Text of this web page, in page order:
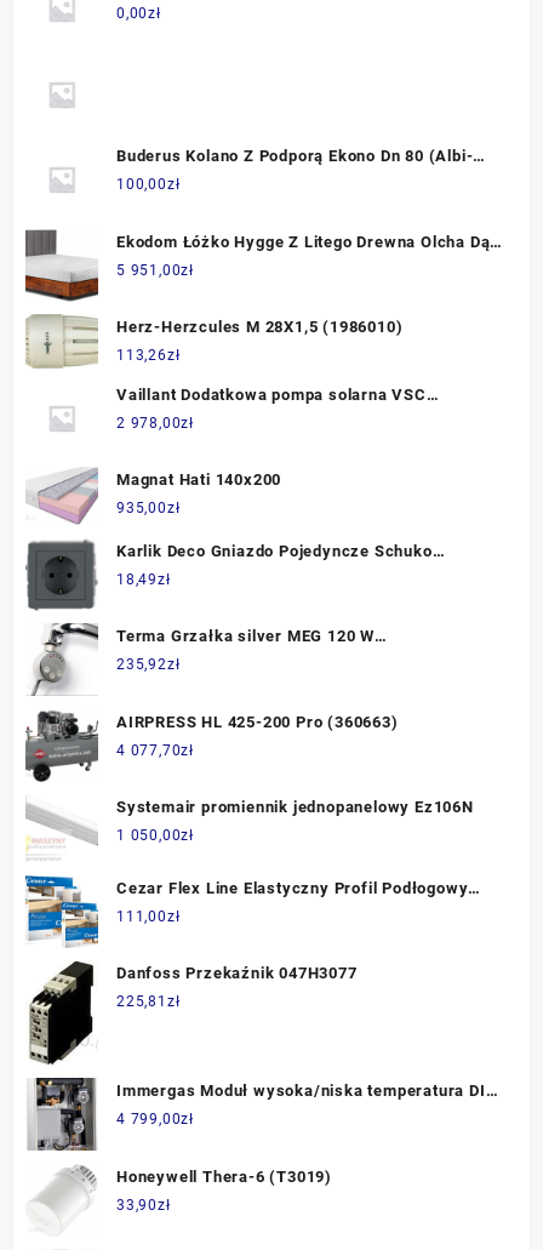
G1"
0,00zł
Buderus Kolano Z Podporą Ekono Dn 80 (Albi-
Tn06E)
100,00zł
Ekodom Łóżko Hygge Z Litego Drewna Olcha Dąb
140X200 Rustykalny 23187_24851
5 951,00zł
Herz-Herzcules M 28X1,5 (1986010)
113,26zł
Vaillant Dodatkowa pompa solarna VSC
0020170501
2 978,00zł
Magnat Hati 140x200
935,00zł
Karlik Deco Gniazdo Pojedyncze Schuko
Grafitowy Mat 28Dgp1S
18,49zł
Terma Grzałka silver MEG 120 W
WEMEG01FSMAU
235,92zł
AIRPRESS HL 425-200 Pro (360663)
4 077,70zł
Systemair promiennik jednopanelowy Ez106N
1 050,00zł
Cezar Flex Line Elastyczny Profil Podłogowy
300cm
111,00zł
Danfoss Przekaźnik 047H3077
225,81 zł
Immergas Moduł wysoka/niska temperatura DIM
v2 ABT ERP (3.025609)
4 799,00zł
Honeywell Thera-6 (T3019)
33,90zł